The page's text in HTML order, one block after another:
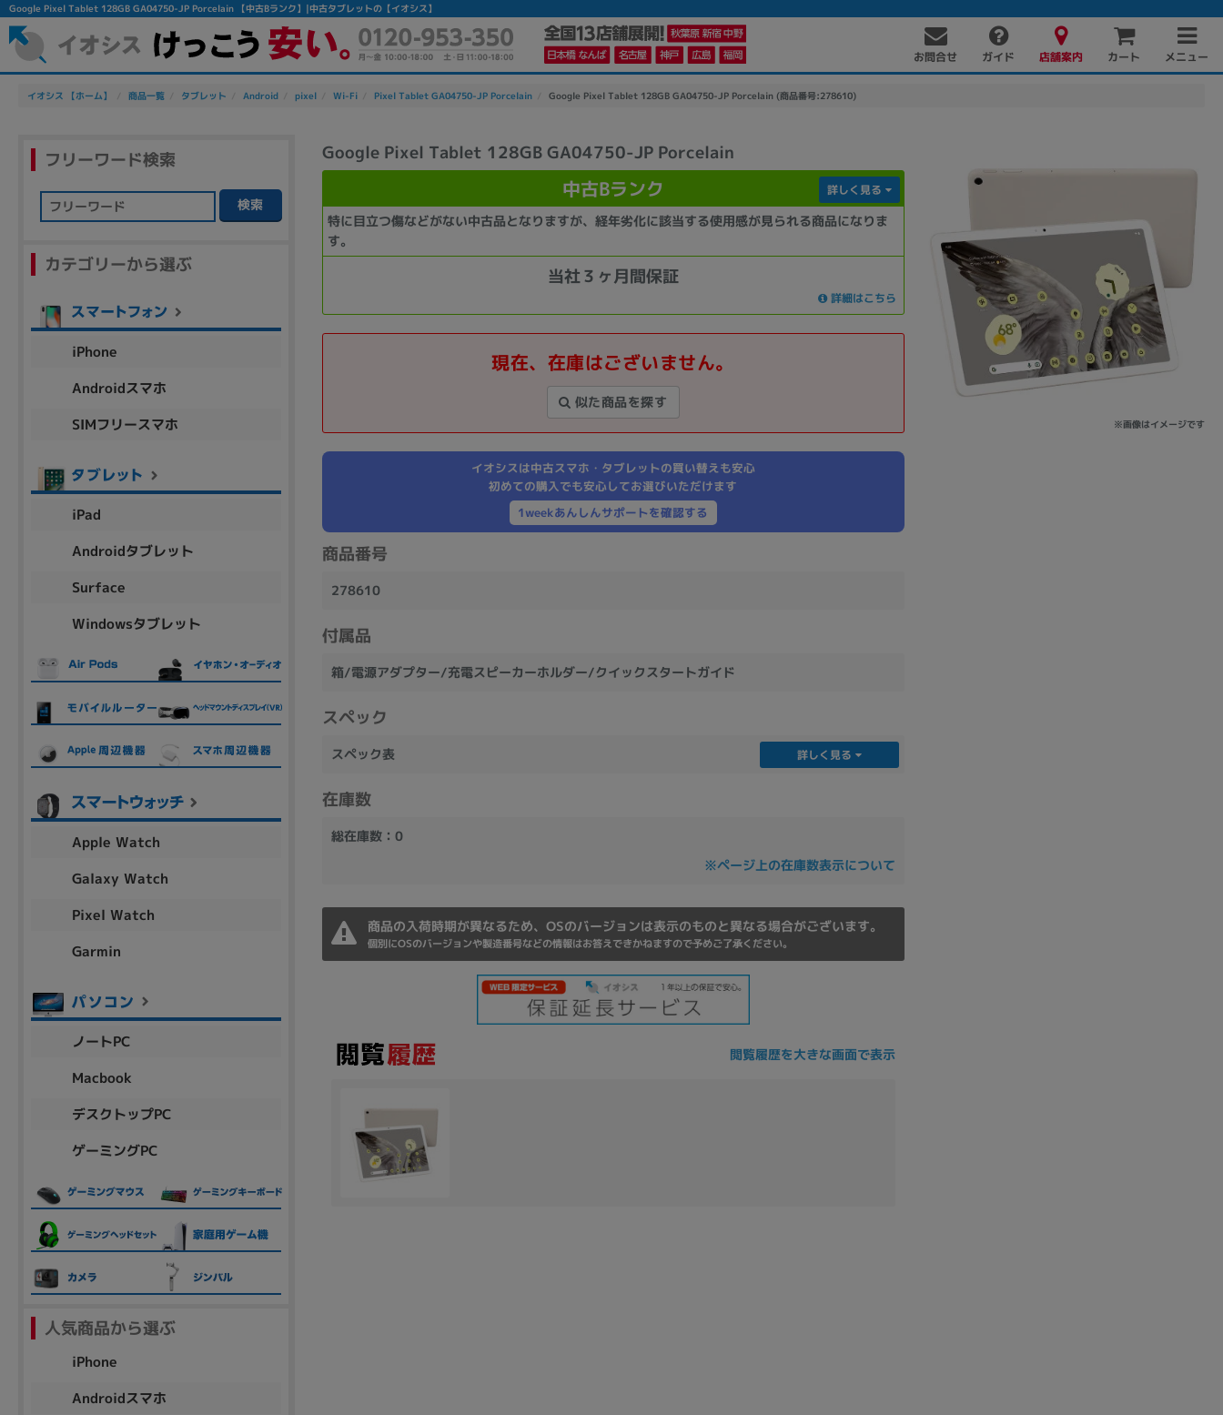
Google Pixel Tablet 128GB GA04750-JP Porcelain 【中古Bランク】|中古タブレットの【イオシス】
お問合せ ガイド 店舗案内 カート メニュー
イオシス 【ホーム】 商品一覧 タブレット Android pixel Wi-Fi Pixel Tablet GA04750-JP Porcelain Google Pixel Tablet 128GB GA04750-JP Porcelain (商品番号:278610)
Google Pixel Tablet 128GB GA04750-JP Porcelain
※画像はイメージです
中古Bランク
特に目立つ傷などがない中古品となりますが、経年劣化に該当する使用感が見られる商品になりま
す。
詳しく見る
当社３ヶ月間保証
詳細はこちら
現在、在庫はございません。
似た商品を探す
イオシスは中古スマホ・タブレットの買い替えも安心
初めての購入でも安心してお選びいただけます
1weekあんしんサポートを確認する
商品番号
278610
付属品
箱/電源アダプター/充電スピーカーホルダー/クイックスタートガイド
スペック
スペック表 詳しく見る
在庫数
総在庫数：0
※ページ上の在庫数表示について
商品の入荷時期が異なるため、OSのバージョンは表示のものと異なる場合がございます。
個別にOSのバージョンや製造番号などの情報はお答えできかねますので予めご了承ください。
閲覧履歴を大きな画面で表示
フリーワード検索
検索
カテゴリーから選ぶ
iPhone
Androidスマホ
SIMフリースマホ
iPad
Androidタブレット
Surface
Windowsタブレット
Apple Watch
Galaxy Watch
Pixel Watch
Garmin
ノートPC
Macbook
デスクトップPC
ゲーミングPC
人気商品から選ぶ
iPhone
Androidスマホ
かんたんパソコン検索に切り替える
除外ワード
人気の検索ワード：Let's note EliteBook
カテゴリー
ノートPC デスクPC PCパーツ ソフト
商品シリーズ名・ブランド名の絞り込み。
Thinkpad VAIO
aspire Inspiron
メーカー
Apple SONY TOSHIBA Panasonic FUJITSU
Asus HP
商品の搭載機能による絞り込み
Webカメラ内蔵
ランク
商品状態の絞り込み
新品/未使用 中古 新品 Aランク
メモリ
~
容量
~
モニタサイズ
円 ～
各項目のチェックボックスは「or検索」となります。